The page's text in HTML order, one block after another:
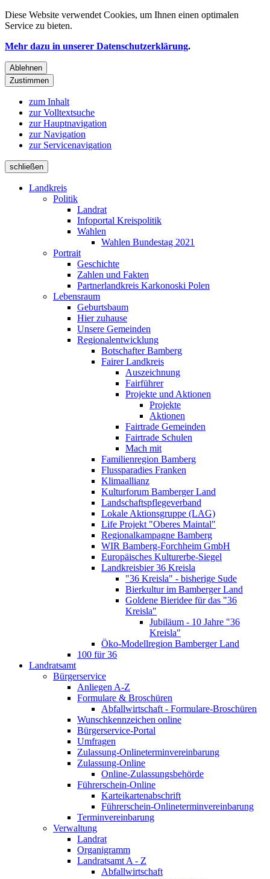
Diese Website verwendet Cookies, um Ihnen einen optimalen
Service zu bieten.
Mehr dazu in unserer Datenschutzerklärung.
Ablehnen
Zustimmen
zum Inhalt
zur Volltextsuche
zur Hauptnavigation
zur Navigation
zur Servicenavigation
schließen
Landkreis
Politik
Landrat
Infoportal Kreispolitik
Wahlen
Wahlen Bundestag 2021
Portrait
Geschichte
Zahlen und Fakten
Partnerlandkreis Karkonoski Polen
Lebensraum
Geburtsbaum
Hier zuhause
Unsere Gemeinden
Regionalentwicklung
Botschafter Bamberg
Fairer Landkreis
Auszeichnung
Fairführer
Projekte und Aktionen
Projekte
Aktionen
Fairtrade Gemeinden
Fairtrade Schulen
Mach mit
Familienregion Bamberg
Flussparadies Franken
Klimaallianz
Kulturforum Bamberger Land
Landschaftspflegeverband
Lokale Aktionsgruppe (LAG)
Life Projekt "Oberes Maintal"
Regionalkampagne Bamberg
WIR Bamberg-Forchheim GmbH
Europäisches Kulturerbe-Siegel
Landkreisbier 36 Kreisla
"36 Kreisla" - bisherige Sude
Bierkultur im Bamberger Land
Goldene Bieridee für das "36
Kreisla"
Jubiläum - 10 Jahre "36
Kreisla"
Öko-Modellregion Bamberger Land
100 für 36
Landratsamt
Bürgerservice
Anliegen A-Z
Formulare & Broschüren
Abfallwirtschaft - Formulare-Broschüren
Wunschkennzeichen online
Bürgerservice-Portal
Umfragen
Zulassung-Onlineterminvereinbarung
Zulassung-Online
Online-Zulassungsbehörde
Führerschein-Online
Karteikartenabschrift
Führerschein-Onlineterminvereinbarung
Terminvereinbarung
Verwaltung
Landrat
Organigramm
Landratsamt A - Z
Abfallwirtschaft